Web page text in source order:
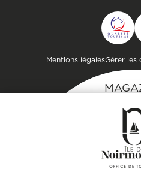
Mentions légalesGérer les
Inspirez-
préparez
sur l'île de
CONTACTER